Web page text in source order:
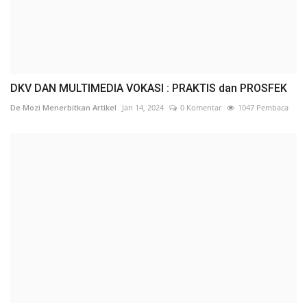
DKV DAN MULTIMEDIA VOKASI : PRAKTIS dan PROSFEK
De Mozi Menerbitkan Artikel Jan 14, 2024 0 Komentar 1047 Pembaca